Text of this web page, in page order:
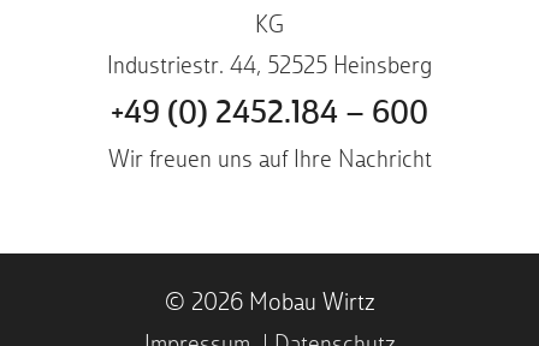
KG
Industriestr. 44, 52525 Heinsberg
+49 (0) 2452.184 – 600
Wir freuen uns auf Ihre Nachricht
© 2026 Mobau Wirtz